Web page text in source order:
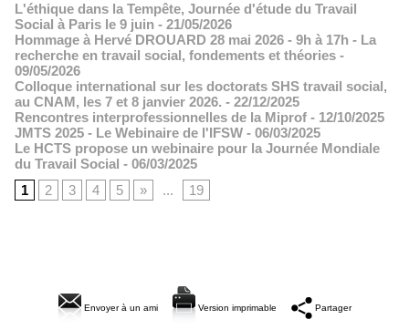
L'éthique dans la Tempête, Journée d'étude du Travail
Social à Paris le 9 juin - 21/05/2026
Hommage à Hervé DROUARD 28 mai 2026 - 9h à 17h - La
recherche en travail social, fondements et théories -
09/05/2026
Colloque international sur les doctorats SHS travail social,
au CNAM, les 7 et 8 janvier 2026. - 22/12/2025
Rencontres interprofessionnelles de la Miprof - 12/10/2025
JMTS 2025 - Le Webinaire de l'IFSW - 06/03/2025
Le HCTS propose un webinaire pour la Journée Mondiale
du Travail Social - 06/03/2025
1
2 3 4 5 » ... 19
Envoyer à un ami Version imprimable Partager